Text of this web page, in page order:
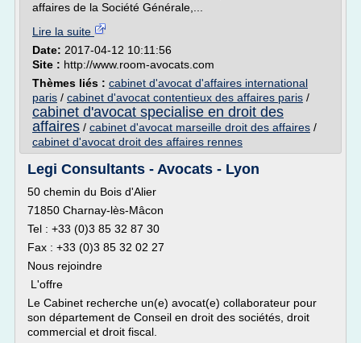
affaires de la Société Générale,...
Lire la suite
Date: 2017-04-12 10:11:56
Site : http://www.room-avocats.com
Thèmes liés : cabinet d'avocat d'affaires international
paris / cabinet d'avocat contentieux des affaires paris /
cabinet d'avocat specialise en droit des
affaires / cabinet d'avocat marseille droit des affaires /
cabinet d'avocat droit des affaires rennes
Legi Consultants - Avocats - Lyon
50 chemin du Bois d'Alier
71850 Charnay-lès-Mâcon
Tel : +33 (0)3 85 32 87 30
Fax : +33 (0)3 85 32 02 27
Nous rejoindre
L'offre
Le Cabinet recherche un(e) avocat(e) collaborateur pour
son département de Conseil en droit des sociétés, droit
commercial et droit fiscal.